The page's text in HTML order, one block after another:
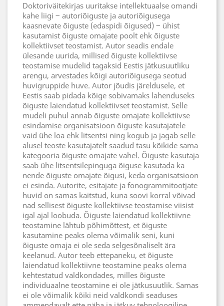
Doktoriväitekirjas uuritakse intellektuaalse omandi
kahe liigi ‒ autoriõiguste ja autoriõigusega
kaasnevate õiguste (edaspidi õigused) ‒ ühist
kasutamist õiguste omajate poolt ehk õiguste
kollektiivset teostamist. Autor seadis endale
ülesande uurida, millised õiguste kollektiivse
teostamise mudelid tagaksid Eestis jätkusuutliku
arengu, arvestades kõigi autoriõigusega seotud
huvigruppide huve. Autor jõudis järeldusele, et
Eestis saab pidada kõige sobivamaks lahenduseks
õiguste laiendatud kollektiivset teostamist. Selle
mudeli puhul annab õiguste omajate kollektiivse
esindamise organisatsioon õiguste kasutajatele
vaid ühe loa ehk litsentsi ning kogub ja jagab selle
alusel teoste kasutajatelt saadud tasu kõikide sama
kategooria õiguste omajate vahel. Õiguste kasutaja
saab ühe litsentsilepinguga õiguse kasutada ka
nende õiguste omajate õigusi, keda organisatsioon
ei esinda. Autorite, esitajate ja fonogrammitootjate
huvid on samas kaitstud, kuna soovi korral võivad
nad sellisest õiguste kollektiivse teostamise viisist
igal ajal loobuda. Õiguste laiendatud kollektiivne
teostamine lähtub põhimõttest, et õiguste
kasutamine peaks olema võimalik seni, kuni
õiguste omaja ei ole seda selgesõnaliselt ära
keelanud. Autor teeb ettepaneku, et õiguste
laiendatud kollektiivne teostamine peaks olema
kehtestatud valdkondades, milles õiguste
individuaalne teostamine ei ole jätkusuutlik. Samas
ei ole võimalik kõiki neid valdkondi seaduses